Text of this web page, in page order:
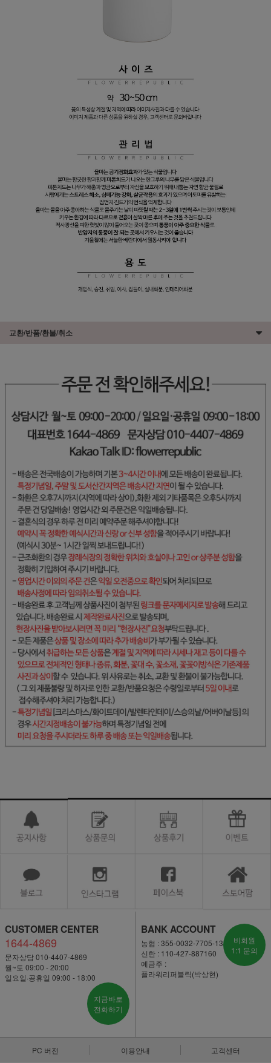
교환/반품/환불/취소
CUSTOMER CENTER
1644-4869
문자상담 010-4407-4869
월~토 09:00 - 20:00
일요일·공휴일 09:00 - 18:00
지금바로
전화하기
BANK ACCOUNT
농협 : 355-0032-7705-13
신한 : 110-427-887160
예금주 :
플라워리퍼블릭(박상현)
비회원
1:1 문의
PC 버전 이용안내 고객센터